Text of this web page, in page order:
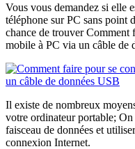
Vous vous demandez si elle
téléphone sur PC sans point
chance de trouver Comment
mobile à PC via un câble de
Il existe de nombreux
votre ordinateur portable;
faisceau de données et
connexion Internet.